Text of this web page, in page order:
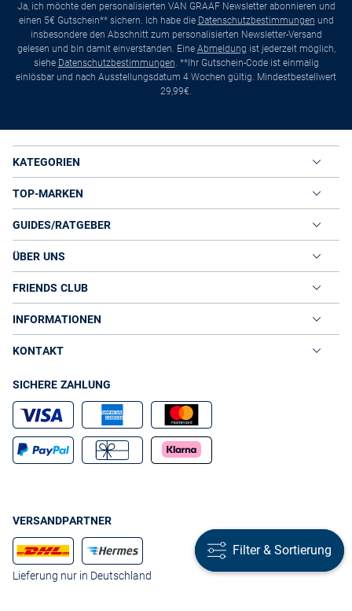
Ja, ich möchte den personalisierten VAN GRAAF Newsletter abonnieren und
einen 5€ Gutschein** sichern. Ich habe die Datenschutzbestimmungen und
insbesondere den Abschnitt zum personalisierten Newsletter-Versand
gelesen und bin damit einverstanden. Eine Abmeldung ist jederzeit möglich,
siehe Datenschutzbestimmungen. **Ihr Gutschein-Code ist einmalig
einlösbar und nach Ausstellungsdatum 4 Wochen gültig. Mindestbestellwert
29,99€.
KATEGORIEN
TOP-MARKEN
GUIDES/RATGEBER
ÜBER UNS
FRIENDS CLUB
INFORMATIONEN
KONTAKT
SICHERE ZAHLUNG
VERSANDPARTNER
Lieferung nur in Deutschland
Filter & Sortierung
Filter & Sortierung